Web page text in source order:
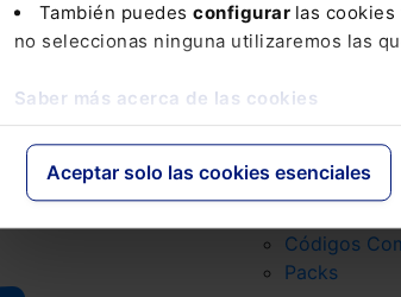
También puedes configurar las
no seleccionas ninguna utilizaremos las
Saber más acerca de las cookies
Aceptar solo las cookies esenciales
equipo
con nosotros
asociadas
Productos
Formularios
Manuales
Claves
Mementos
Códigos
Packs